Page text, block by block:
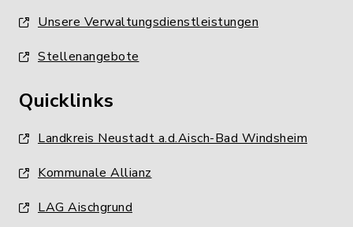
Unsere Verwaltungsdienstleistungen
Stellenangebote
Quicklinks
Landkreis Neustadt a.d.Aisch-Bad Windsheim
Kommunale Allianz
LAG Aischgrund